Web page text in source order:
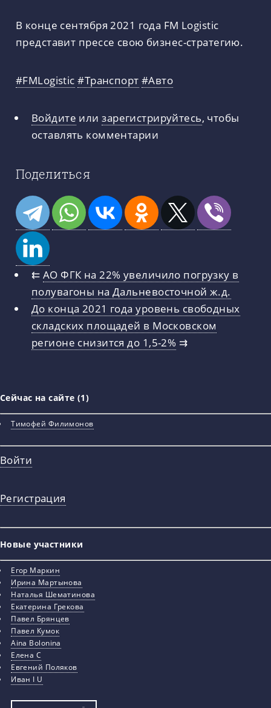
В конце сентября 2021 года FM Logistic
представит прессе свою бизнес-стратегию.
#FMLogistic #Транспорт #Авто
Войдите илизарегистрируйтесь, чтобы
оставлять комментарии
Поделиться
⇇ АО ФГК на 22% увеличило погрузку в
полувагоны на Дальневосточной ж.д.
До конца 2021 года уровень свободных
складских площадей в Московском
регионе снизится до 1,5-2% ⇉
Сейчас на сайте (1)
Тимофей Филимонов
Войти
Регистрация
Новые участники
Егор Маркин
Ирина Мартынова
Наталья Шематинова
Екатерина Грекова
Павел Брянцев
Павел Кумок
Aina Bolonina
Елена С
Евгений Поляков
Иван I U